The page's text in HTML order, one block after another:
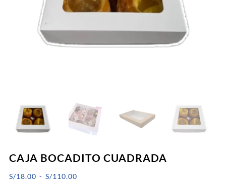
CAJA BOCADITO CUADRADA
S/18.00 - S/110.00Rango